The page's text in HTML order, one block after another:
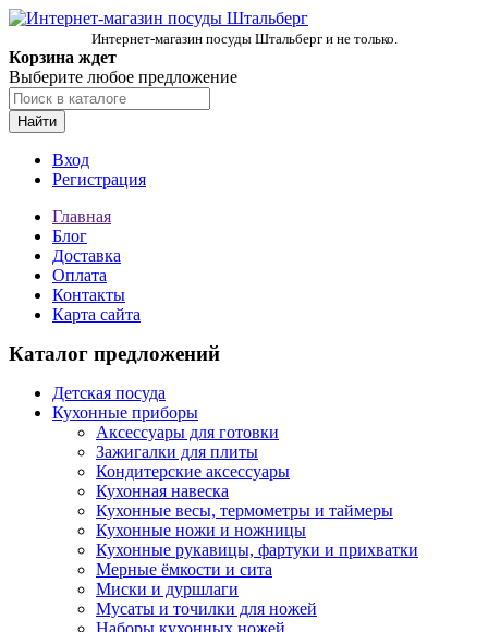
Интернет-магазин посуды Штальберг и не только.
Корзина ждет
Выберите любое предложение
Найти
Вход
Регистрация
Главная
Блог
Доставка
Оплата
Контакты
Карта сайта
Каталог предложений
Детская посуда
Кухонные приборы
Аксессуары для готовки
Зажигалки для плиты
Кондитерские аксессуары
Кухонная навеска
Кухонные весы, термометры и таймеры
Кухонные ножи и ножницы
Кухонные рукавицы, фартуки и прихватки
Мерные ёмкости и сита
Миски и дуршлаги
Мусаты и точилки для ножей
Наборы кухонных ножей